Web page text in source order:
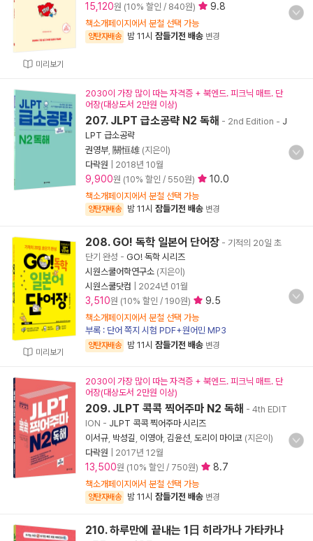
미리보기
15,120원 (10% 할인 / 840원) 9.8
책소개페이지에서 분철 선택 가능
양탄자배송 밤 11시 잠들기전 배송 변경
2030이 가장 많이 따는 자격증 + 북엔드. 피크닉 매트. 단
어장(대상도서 2만원 이상)
207. JLPT 급소공략 N2 독해 - 2nd Edition - J
LPT 급소공략
권영부 關恒雄 (지은이)
다락원
2018년 10월
9,900원 (10% 할인 / 550원) 10.0
책소개페이지에서 분철 선택 가능
양탄자배송 밤 11시 잠들기전 배송 변경
미리보기
208. GO! 독학 일본어 단어장 - 기적의 20일 초
단기 완성 - GO! 독학 시리즈
시원스쿨어학연구소 (지은이)
시원스쿨닷컴
2024년 01월
3,510원 (10% 할인 / 190원) 9.5
책소개페이지에서 분철 선택 가능
부록 : 단어 쪽지 시험 PDF+원어민 MP3
양탄자배송 밤 11시 잠들기전 배송 변경
2030이 가장 많이 따는 자격증 + 북엔드. 피크닉 매트. 단
어장(대상도서 2만원 이상)
209. JLPT 콕콕 찍어주마 N2 독해 - 4th EDIT
ION - JLPT 콕콕 찍어주마 시리즈
이서규 박성길 이영아, 김윤선 도리이 마이코 (지은이)
다락원
2017년 12월
13,500원 (10% 할인 / 750원) 8.7
책소개페이지에서 분철 선택 가능
양탄자배송 밤 11시 잠들기전 배송 변경
210. 하루만에 끝내는 1日 히라가나 가타카나